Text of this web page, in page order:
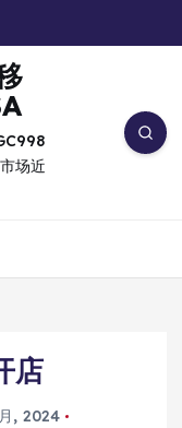
场近
店
, 2024